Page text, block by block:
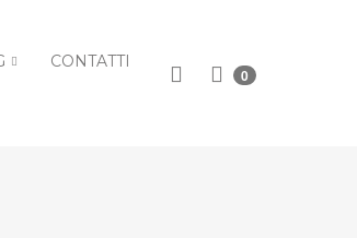
CONTATTI
0